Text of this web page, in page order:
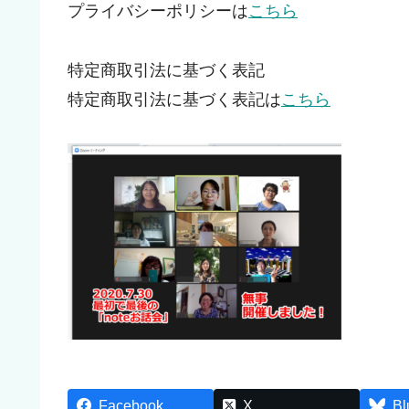
プライバシーポリシーはこちら
特定商取引法に基づく表記
特定商取引法に基づく表記はこちら
Facebook X